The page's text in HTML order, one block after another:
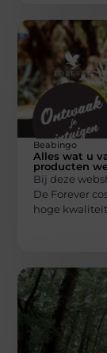
Beabingo
Alles wat u
producten
Bij deze
De Forever
hoge